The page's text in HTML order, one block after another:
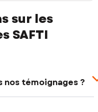
sur les
SAFTI
témoignages ?